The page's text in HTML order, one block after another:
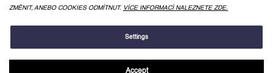
ZMĚNIT, ANEBO COOKIES ODMÍTNUT. VÍCE INFORMACÍ NALEZNETE ZDE.
Settings
Accept
CREATED BY SHOPTET